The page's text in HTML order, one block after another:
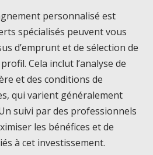
personnalisé est
spécialisés peuvent vous
d’emprunt et de sélection de
Cela inclut l’analyse de
et des conditions de
qui varient généralement
suivi par des professionnels
les bénéfices et de
à cet investissement.